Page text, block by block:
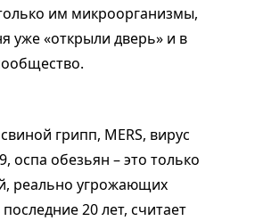
им микроорганизмы,
уже «открыли дверь» и в
грипп, MERS, вирус
оспа обезьян – это только
реально угрожающих
20 лет, считает